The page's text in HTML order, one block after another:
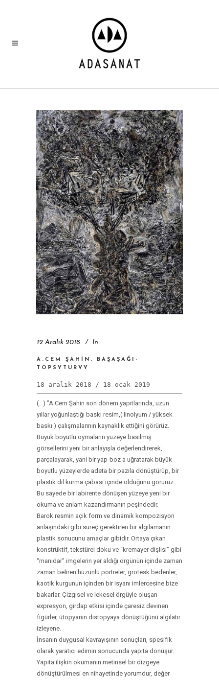
12 Aralık 2018 In
A.CEM ŞAHİN, BAŞAŞAĞI-
TOPSYTURVY
18 aralık 2018 / 18 ocak 2019
(…) ”A.Cem Şahin son dönem yapıtlarında, uzun
yıllar yoğunlaştığı baskı resim,( linolyum / yüksek
baskı ) çalışmalarının kaynaklık ettiğini görürüz.
Büyük boyutlu oymaların yüzeye basılmış
görsellerini yeni bir anlayışla değerlendirerek,
parçalayarak, yani bir yap-boz a uğratarak büyük
boyutlu yüzeylerde adeta bir pazıla dönüştürüp, bir
plastik dil kurma çabası içinde olduğunu görürüz.
Bu sayede bir labirente dönüşen yüzeye yeni bir
okuma ve anlam kazandırmanın peşindedir.
Barok resmin açık form ve dinamik kompozisyon
anlaşındaki gibi süreç gerektiren bir algılamanın
plastik sonucunu amaçlar gibidir. Ortaya çıkan
konstrüktif, tekstürel doku ve “kremayer dişlisi” gibi
“manidar” imgelerin yer aldığı örgünün içinde zaman
zaman beliren hüzünlü portreler, grotesk bedenler,
kaotik kurgunun içinden bir isyanı imlercesine bize
bakarlar. Çizgisel ve lekesel örgüyle oluşan
expresyon, girdap etkisi içinde çaresiz devinen
figürler, ütopyanın distopyaya dönüştüğünü algılatır
izleyene.
İnsanın duygusal kavrayışının sonuçları, spesifik
olarak yaratıcı edimin sonucunda yapıta dönüşür.
Yapıta ilişkin okumanın metinsel bir dizgeye
dönüştürülmesi en nihayetinde yorumdur, değer